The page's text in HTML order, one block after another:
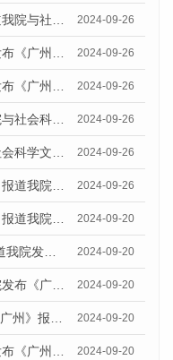
8月28日《中国社会科学网》报道我院与社会科学文献出版社联合发布《广州蓝皮书：广州创新型城市发展报告（2024）》的媒体文章 2024-09-26
8月27日《花城新闻》报道我院发布《广州蓝皮书：广州创新型城市发展报告（2024）》的媒体文章 2024-09-26
8月27日《湾区财经》报道我院发布《广州蓝皮书：广州创新型城市发展报告（2024）》的媒体文章 2024-09-26
8月28日《中国发展网》报道我院与社会科学文献出版社联合发布《广州蓝皮书：广州创新型城市发展报告（2024）》的媒体文章 2024-09-26
8月28日《新快报》报道我院与社会科学文献出版社联合发布《广州蓝皮书：广州创新型城市发展报告（2024）》的媒体文章 2024-09-26
8月30日《社会科学文献出版社》报道我院与社会科学文献出版社联合发布《广州蓝皮书：广州创新型城市发展报告（2024）》的媒体文章 2024-09-26
8月27日《经济日报新闻客户端》报道我院发布《广州蓝皮书：广州创新型城市发展报告（2024）》的媒体文章 2024-09-20
8月27日《羊城晚报•羊城派》报道我院发布《广州蓝皮书：广州创新型城市发展报告（2024）》的媒体文章 2024-09-20
8月27日《中国科学网》报道我院发布《广州蓝皮书：广州创新型城市发展报告（2024）》的媒体文章 2024-09-20
8月27日《南方都市报APP • 南都广州》报道我院与社会科学文献出版社联合发布《广州蓝皮书：广州创新型城市发展报告（2024）》的媒体文章 2024-09-20
8月27日《今日头条》报道我院发布《广州蓝皮书：广州创新型城市发展报告（2024）》的媒体文章 2024-09-20